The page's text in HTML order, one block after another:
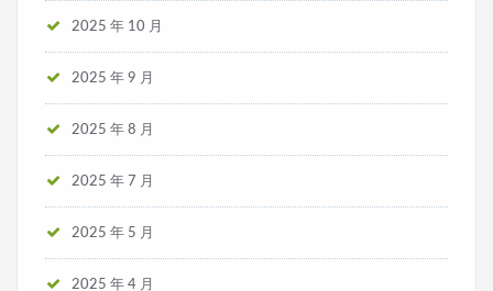
2025 年 10 月
2025 年 9 月
2025 年 8 月
2025 年 7 月
2025 年 5 月
2025 年 4 月